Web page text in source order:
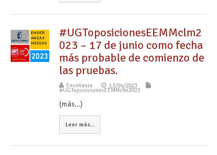
#UGToposicionesEEMMclm2
023 – 17 de junio como fecha
más probable de comienzo de
las pruebas.
Enseñanza 13/04/2023
#UGToposicionesEEMMclm2023
(más…)
Leer más...